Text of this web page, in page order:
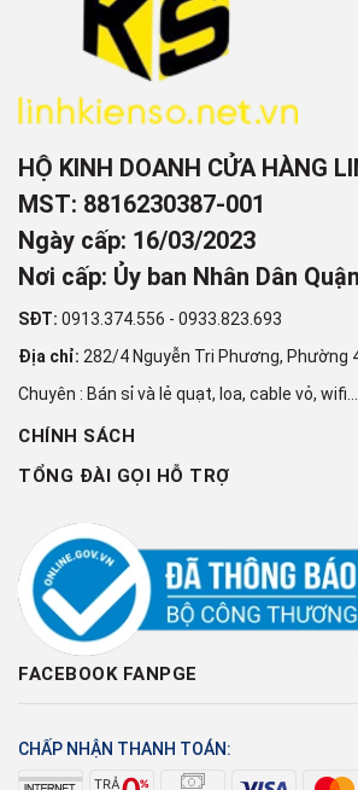
HỘ KINH DOANH CỬA HÀNG
MST: 8816230387-001
Ngày cấp: 16/03/2023
Nơi cấp: Ủy ban Nhân Dân
SĐT: 0913.374.556 - 0933.823.693
Địa chỉ: 282/4 Nguyễn Tri Phương, Phường
Chuyên : Bán sỉ và lẻ quạt, loa, cable vỏ,
CHÍNH SÁCH
TỔNG ĐÀI GỌI HỖ TRỢ
FACEBOOK FANPGE
CHẤP NHẬN THANH TOÁN: